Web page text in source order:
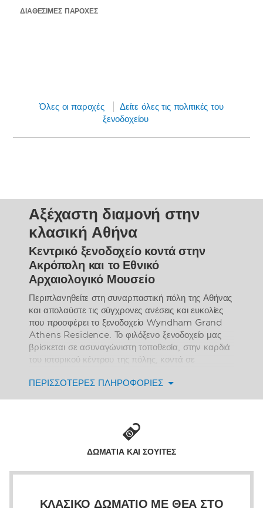
ΔΙΑΘΈΣΙΜΕΣ ΠΑΡΟΧΈΣ
Όλες οι παροχές
Δείτε όλες τις πολιτικές του
ξενοδοχείου
Αξέχαστη διαμονή στην
κλασική Αθήνα
Κεντρικό ξενοδοχείο κοντά στην
Ακρόπολη και το Εθνικό
Αρχαιολογικό Μουσείο
Περιπλανηθείτε στη συναρπαστική πόλη της Αθήνας
και απολαύστε τις σύγχρονες ανέσεις και ευκολίες
που προσφέρει το ξενοδοχείο Wyndham Grand
Athens Residence. Το φιλόξενο ξενοδοχείο μας
βρίσκεται σε ασυναγώνιστη τοποθεσία, στην καρδιά
του ιστορικού κέντρου της πόλης, κοντά σε
Παρθενώνας και το Εθνικό Αρχαιολογικό Μουσείο,
μετρό του Μεταξουργείου, ο οποίος σας επιτρέπει
να μετακινηθείτε εύκολα σε όλη την Αθήνα, ενώ
Αεροδρόμιο Αθηνών (ATH).
ΠΕΡΙΣΣΌΤΕΡΕΣ ΠΛΗΡΟΦΟΡΊΕΣ
ΔΩΜΑΤΙΑ ΚΑΙ ΣΟΥΙΤΕΣ
ΚΛΑΣΙΚΌ ΔΩΜΆΤΙΟ ΜΕ ΘΈΑ ΣΤΟ